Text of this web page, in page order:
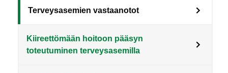
Terveysasemien vastaanotot
Kiireettömään hoitoon pääsyn
toteutuminen terveysasemilla